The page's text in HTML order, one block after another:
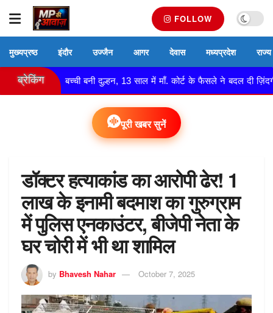
FOLLOW
मुख्यप्रष्ठ इंदौर उज्जैन आगर देवास मध्यप्रदेश राज्य
ब्रेकिंग
की बच्ची बनी दुल्हन, 13 साल में माँ. कोर्ट के फैसले ने बदल दी ज़िंदगी!
पूरी खबर सुनें
डॉक्टर हत्याकांड का आरोपी ढेर! 1
लाख के इनामी बदमाश का गुरुग्राम
में पुलिस एनकाउंटर, बीजेपी नेता के
घर चोरी में भी था शामिल
by Bhavesh Nahar October 7, 2025